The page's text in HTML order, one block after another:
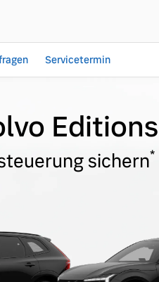
Servicetermin
sichern*